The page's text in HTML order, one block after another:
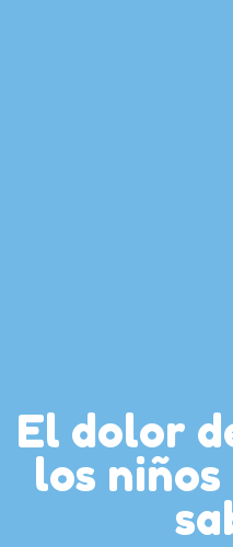
El dolor
los niños